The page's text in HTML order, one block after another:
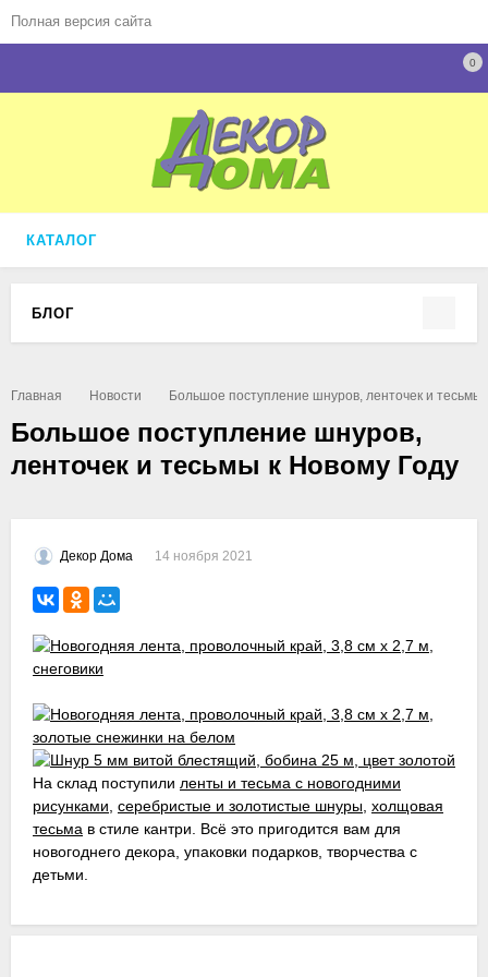
Полная версия сайта
0
КАТАЛОГ
Главная Новости Большое поступление шнуров, ленточек и тесьмы
Большое поступление шнуров,
ленточек и тесьмы к Новому Году
Декор Дома 14 ноября 2021
На склад поступили ленты и тесьма с новогодними
рисунками, серебристые и золотистые шнуры, холщовая
тесьма в стиле кантри. Всё это пригодится вам для
новогоднего декора, упаковки подарков, творчества с
детьми.
БЛОГ